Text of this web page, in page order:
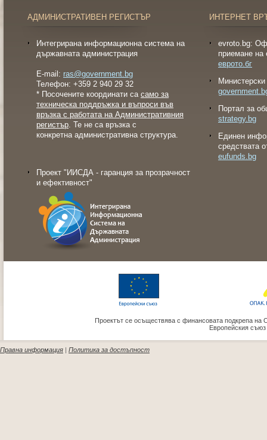
АДМИНИСТРАТИВЕН РЕГИСТЪР
Интегрирана информационна система на
държавната администрация
E-mail: ras@government.bg
Телефон: +359 2 940 29 32
* Посочените координати са само за
техническа поддръжка и въпроси във
връзка с работата на Административния
регистър. Те не са връзка с
конкретна административна структура.
Проект "ИИСДА - гаранция за прозрачност
и ефективност"
ИНТЕРНЕТ
evroto.bg:
приемане на
еврото.бг
Портал за
strategy.bg
Eдинен
средствата
eufunds.bg
Проектът се осъществява с финансовата подкрепа на
Европейския
Правна информация | Политика за достъпност